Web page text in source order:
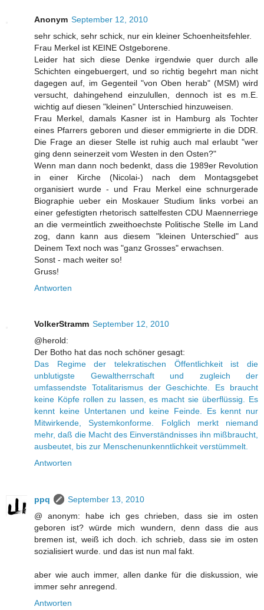
Anonym September 12, 2010
sehr schick, sehr schick, nur ein kleiner Schoenheitsfehler.
Frau Merkel ist KEINE Ostgeborene.
Leider hat sich diese Denke irgendwie quer durch alle
Schichten eingebuergert, und so richtig begehrt man nicht
dagegen auf, im Gegenteil "von Oben herab" (MSM) wird
versucht, dahingehend einzulullen, dennoch ist es m.E.
wichtig auf diesen "kleinen" Unterschied hinzuweisen.
Frau Merkel, damals Kasner ist in Hamburg als Tochter
eines Pfarrers geboren und dieser emmigrierte in die DDR.
Die Frage an dieser Stelle ist ruhig auch mal erlaubt "wer
ging denn seinerzeit vom Westen in den Osten?"
Wenn man dann noch bedenkt, dass die 1989er Revolution
in einer Kirche (Nicolai-) nach dem Montagsgebet
organisiert wurde - und Frau Merkel eine schnurgerade
Biographie ueber ein Moskauer Studium links vorbei an
einer gefestigten rhetorisch sattelfesten CDU Maennerriege
an die vermeintlich zweithoechste Politische Stelle im Land
zog, dann kann aus diesem "kleinen Unterschied" aus
Deinem Text noch was "ganz Grosses" erwachsen.
Sonst - mach weiter so!
Gruss!
Antworten
VolkerStramm September 12, 2010
@herold:
Der Botho hat das noch schöner gesagt:
Das Regime der telekratischen Öffentlichkeit ist die
unblutigste Gewaltherrschaft und zugleich der
umfassendste Totalitarismus der Geschichte. Es braucht
keine Köpfe rollen zu lassen, es macht sie überflüssig. Es
kennt keine Untertanen und keine Feinde. Es kennt nur
Mitwirkende, Systemkonforme. Folglich merkt niemand
mehr, daß die Macht des Einverständnisses ihn mißbraucht,
ausbeutet, bis zur Menschenunkenntlichkeit verstümmelt.
Antworten
ppq
September 13, 2010
@ anonym: habe ich ges chrieben, dass sie im osten
geboren ist? würde mich wundern, denn dass die aus
bremen ist, weiß ich doch. ich schrieb, dass sie im osten
sozialisiert wurde. und das ist nun mal fakt.
aber wie auch immer, allen danke für die diskussion, wie
immer sehr anregend.
Antworten